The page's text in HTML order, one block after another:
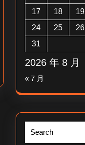
2026 年 8 月
17
18 19
24
25 26
31
« 7 月